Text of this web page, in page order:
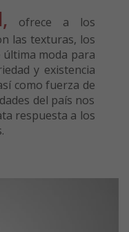
ofrece a los
las texturas, los
última moda para
y existencia
como fuerza de
del país nos
respuesta a los